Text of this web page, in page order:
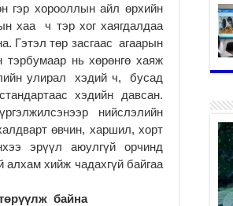
гэр хорооллын айл өрхийн
хаа ч тэр хог хаягдалдаа
Гэтэл төр засгаас агаарын
нь хөрөнгө хаяж
улирал хэдий ч, бусад
хэдийн давсан.
нийслэлийн
өвчин, харшил, хорт
эрүүл аюулгүй орчинд
алхам хийж чадахгүй байгаа
төрүүлж байна